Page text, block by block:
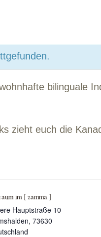
bilinguale
zieht euch die
im [ zamma ]
Hauptstraße 10
, 73630